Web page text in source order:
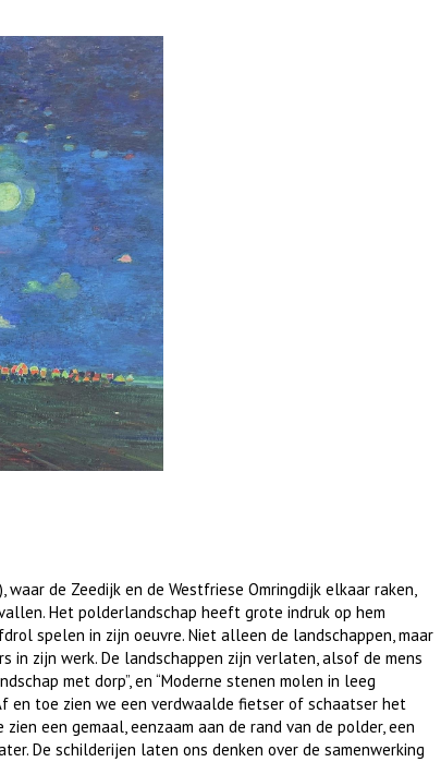
de Zeedijk en de Westfriese Omringdijk elkaar raken,
Het polderlandschap heeft grote indruk op hem
spelen in zijn oeuvre. Niet alleen de landschappen, maar
in zijn werk. De landschappen zijn verlaten, alsof de mens
met dorp”, en “Moderne stenen molen in leeg
en toe zien we een verdwaalde fietser of schaatser het
een gemaal, eenzaam aan de rand van de polder, een
De schilderijen laten ons denken over de samenwerking